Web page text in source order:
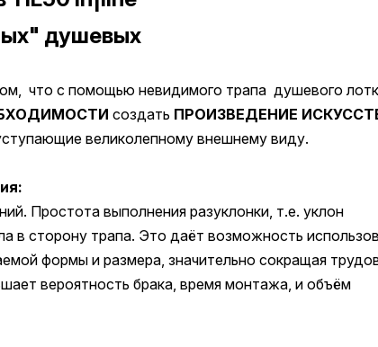
душевых
что с помощью невидимого трапа душевого
создать ПРОИЗВЕДЕНИЕ
великолепному внешнему виду.
Простота выполнения разуклонки, т.е. уклон
в сторону трапа. Это даёт возможность
формы и размера, значительно сокращая
вероятность брака, время монтажа, и объём